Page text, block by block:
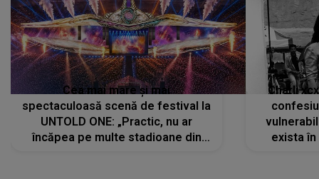
Cea mai mare și mai
spectaculoasă scenă de festival la
UNTOLD ONE: „Practic, nu ar
încăpea pe multe stadioane din
Charli
exista